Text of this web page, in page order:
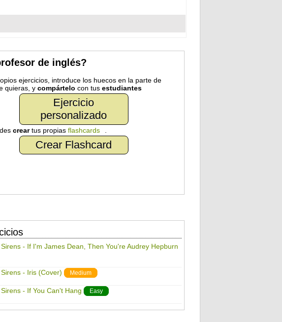
de inglés?
ejercicios, introduce los huecos en la parte de
quieras, y compártelo con tus estudiantes
Ejercicio
personalizado
creartus propias flashcards
Crear Flashcard
- If I'm James Dean, Then You're Audrey Hepburn
- Iris (Cover) Medium
- If You Can't Hang Easy